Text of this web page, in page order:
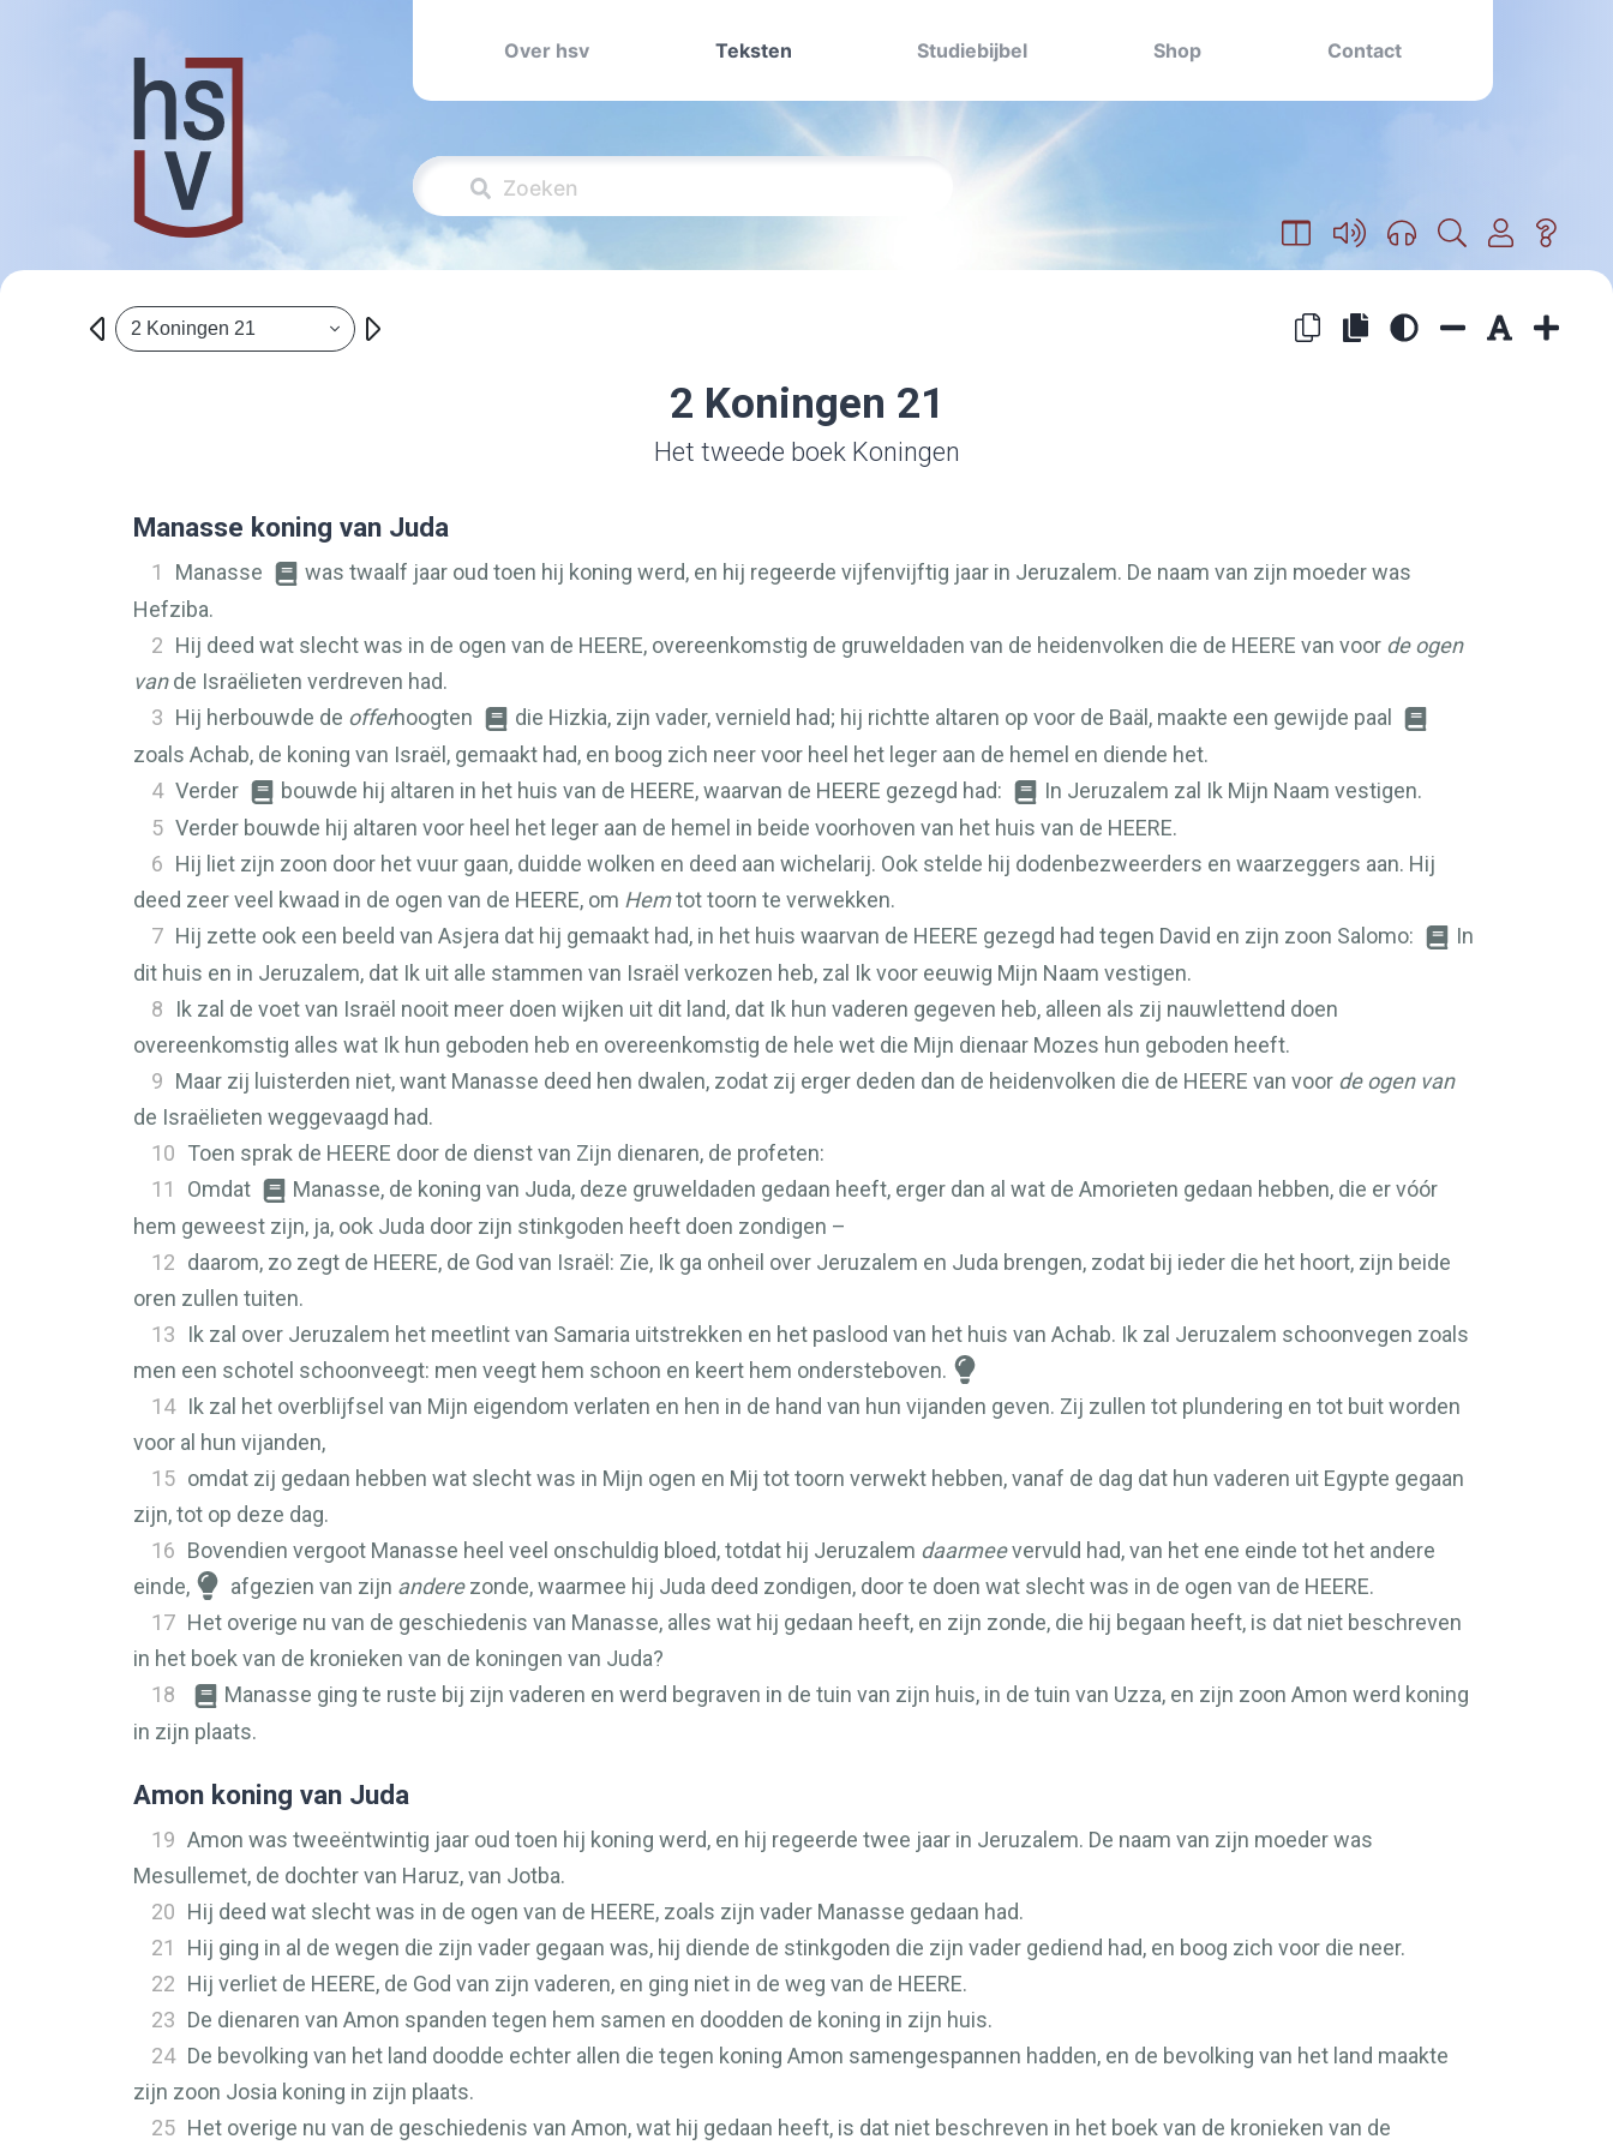
Over hsv Teksten Studiebijbel Shop Contact
2 Koningen 21
2 Koningen 21
Het tweede boek Koningen
Manasse koning van Juda
1 Manasse
was twaalf jaar oud toen hij koning werd, en hij regeerde vijfenvijftig jaar in Jeruzalem. De naam van zijn moeder was
Hefziba.
2 Hij deed wat slecht was in de ogen van de HEERE, overeenkomstig de gruweldaden van de heidenvolken die de HEERE van voor de ogen
vande Israëlieten verdreven had.
3 Hij herbouwde de offerhoogten
die Hizkia, zijn vader, vernield had; hij richtte altaren op voor de Baäl, maakte een gewijde paal
zoals Achab, de koning van Israël, gemaakt had, en boog zich neer voor heel het leger aan de hemel en diende het.
4 Verder bouwde hij altaren in het huis van de HEERE, waarvan de HEERE gezegd had:
In Jeruzalem zal Ik Mijn Naam vestigen.
5 Verder bouwde hij altaren voor heel het leger aan de hemel in beide voorhoven van het huis van de HEERE.
6 Hij liet zijn zoon door het vuur gaan, duidde wolken en deed aan wichelarij. Ook stelde hij dodenbezweerders en waarzeggers aan. Hij
deed zeer veel kwaad in de ogen van de HEERE, om Hemtot toorn te verwekken.
7 Hij zette ook een beeld van Asjera dat hij gemaakt had, in het huis waarvan de HEERE gezegd had tegen David en zijn zoon Salomo:
In
dit huis en in Jeruzalem, dat Ik uit alle stammen van Israël verkozen heb, zal Ik voor eeuwig Mijn Naam vestigen.
8
Ik zal de voet van Israël nooit meer doen wijken uit dit land, dat Ik hun vaderen gegeven heb, alleen als zij nauwlettend doen
overeenkomstig alles wat Ik hun geboden heb en overeenkomstig de hele wet die Mijn dienaar Mozes hun geboden heeft.
9 Maar zij luisterden niet, want Manasse deed hen dwalen, zodat zij erger deden dan de heidenvolken die de HEERE van voor de ogen van
de Israëlieten weggevaagd had.
10 Toen sprak de HEERE door de dienst van Zijn dienaren, de profeten:
11
Omdat
Manasse, de koning van Juda, deze gruweldaden gedaan heeft, erger dan al wat de Amorieten gedaan hebben, die er vóór
hem geweest zijn, ja, ook Juda door zijn stinkgoden heeft doen zondigen –
12 daarom, zo zegt de HEERE, de God van Israël: Zie, Ik ga onheil over Jeruzalem en Juda brengen, zodat bij ieder die het hoort, zijn beide
oren zullen tuiten.
13
Ik zal over Jeruzalem het meetlint van Samaria uitstrekken en het paslood van het huis van Achab. Ik zal Jeruzalem schoonvegen zoals
men een schotel schoonveegt: men veegt hem schoon en keert hem ondersteboven.
14 Ik zal het overblijfsel van Mijn eigendom verlaten en hen in de hand van hun vijanden geven. Zij zullen tot plundering en tot buit worden
voor al hun vijanden,
15 omdat zij gedaan hebben wat slecht was in Mijn ogen en Mij tot toorn verwekt hebben, vanaf de dag dat hun vaderen uit Egypte gegaan
zijn, tot op deze dag.
16 Bovendien vergoot Manasse heel veel onschuldig bloed, totdat hij Jeruzalem daarmeevervuld had, van het ene einde tot het andere
einde,
afgezien van zijn anderezonde, waarmee hij Juda deed zondigen, door te doen wat slecht was in de ogen van de HEERE.
17 Het overige nu van de geschiedenis van Manasse, alles wat hij gedaan heeft, en zijn zonde, die hij begaan heeft, is dat niet beschreven
in het boek van de kronieken van de koningen van Juda?
18
Manasse ging te ruste bij zijn vaderen en werd begraven in de tuin van zijn huis, in de tuin van Uzza, en zijn zoon Amon werd koning
in zijn plaats.
Amon koning van Juda
19 Amon was tweeëntwintig jaar oud toen hij koning werd, en hij regeerde twee jaar in Jeruzalem. De naam van zijn moeder was
Mesullemet, de dochter van Haruz, van Jotba.
20 Hij deed wat slecht was in de ogen van de HEERE, zoals zijn vader Manasse gedaan had.
21
Hij ging in al de wegen die zijn vader gegaan was, hij diende de stinkgoden die zijn vader gediend had, en boog zich voor die neer.
22 Hij verliet de HEERE, de God van zijn vaderen, en ging niet in de weg van de HEERE.
23 De dienaren van Amon spanden tegen hem samen en doodden de koning in zijn huis.
24 De bevolking van het land doodde echter allen die tegen koning Amon samengespannen hadden, en de bevolking van het land maakte
zijn zoon Josia koning in zijn plaats.
25 Het overige nu van de geschiedenis van Amon, wat hij gedaan heeft, is dat niet beschreven in het boek van de kronieken van de